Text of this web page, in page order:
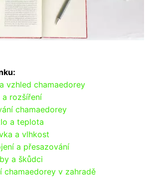
vzhled chamaedorey
a rozšíření
chamaedorey
a teplota
a vlhkost
a přesazování
a škůdci
chamaedorey v zahradě